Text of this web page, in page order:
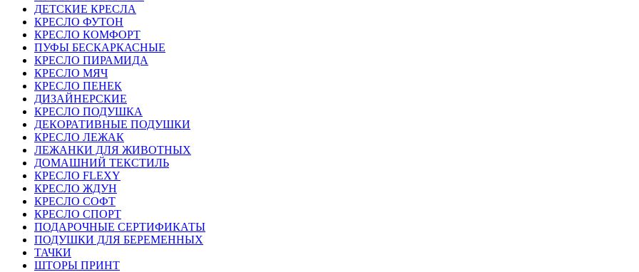
ДЕТСКИЕ КРЕСЛА
КРЕСЛО ФУТОН
КРЕСЛО КОМФОРТ
ПУФЫ БЕСКАРКАСНЫЕ
КРЕСЛО ПИРАМИДА
КРЕСЛО МЯЧ
КРЕСЛО ПЕНЕК
ДИЗАЙНЕРСКИЕ
КРЕСЛО ПОДУШКА
ДЕКОРАТИВНЫЕ ПОДУШКИ
КРЕСЛО ЛЕЖАК
ЛЕЖАНКИ ДЛЯ ЖИВОТНЫХ
ДОМАШНИЙ ТЕКСТИЛЬ
КРЕСЛО FLEXY
КРЕСЛО ЖДУН
КРЕСЛО СОФТ
КРЕСЛО СПОРТ
ПОДАРОЧНЫЕ СЕРТИФИКАТЫ
ПОДУШКИ ДЛЯ БЕРЕМЕННЫХ
ТАЧКИ
ШТОРЫ ПРИНТ